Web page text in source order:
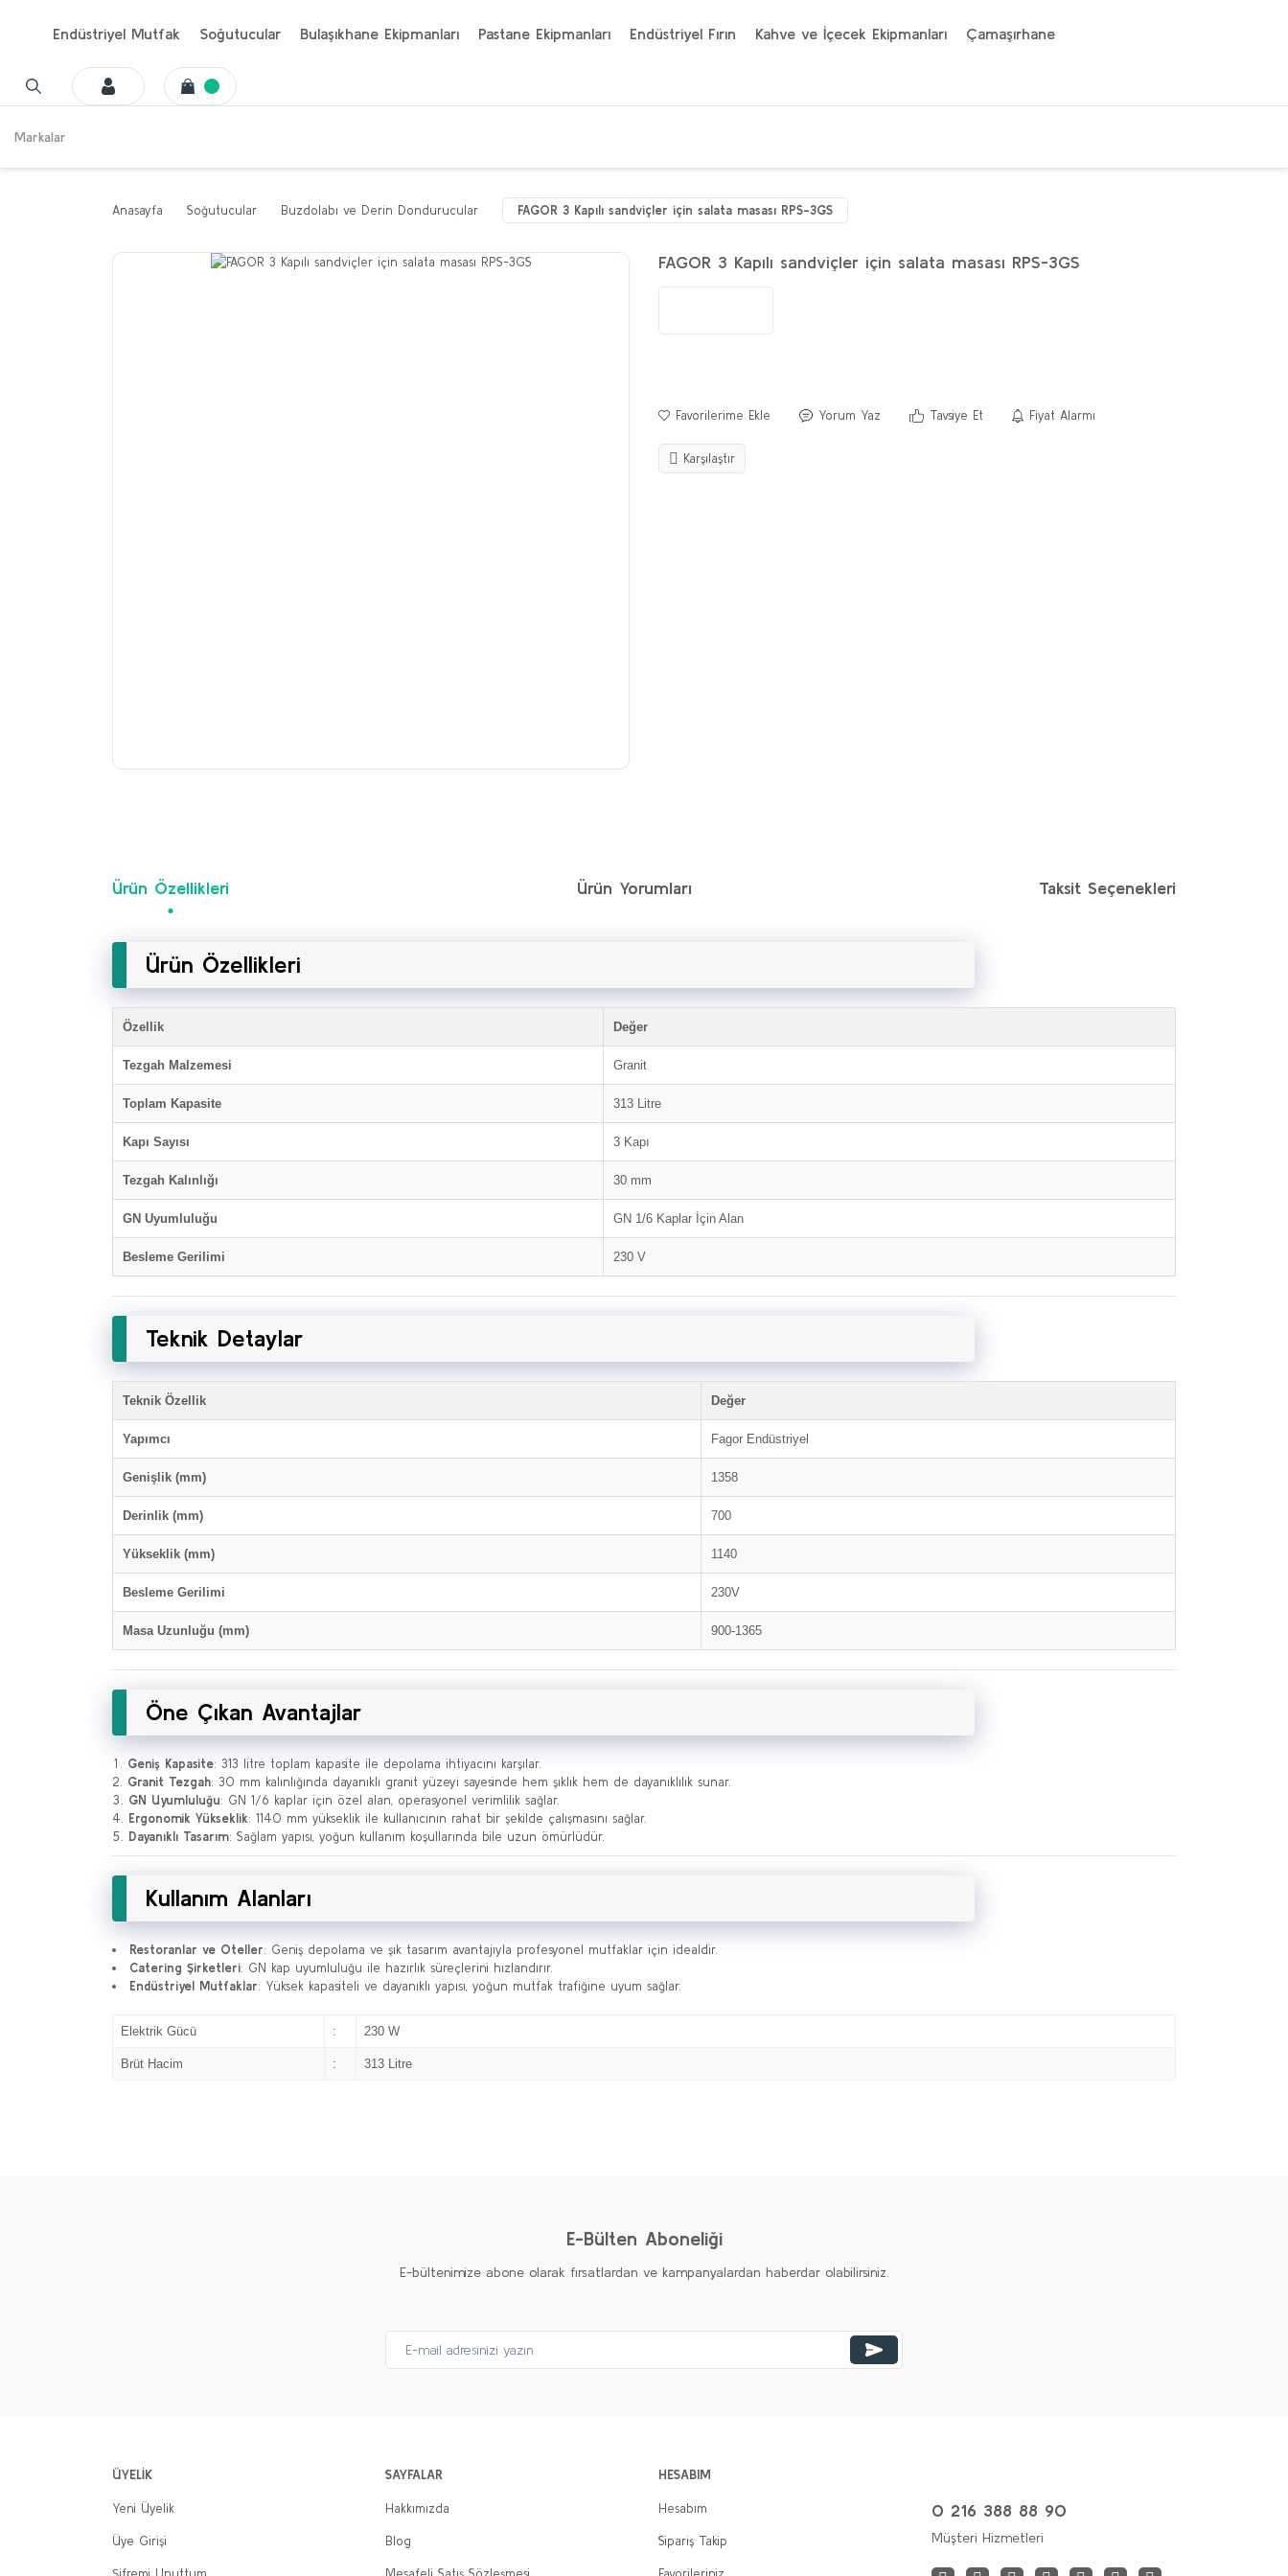
Endüstriyel Mutfak Soğutucular Bulaşıkhane Ekipmanları Pastane Ekipmanları Endüstriyel Fırın Kahve ve İçecek Ekipmanları Çamaşırhane
Markalar
Anasayfa Soğutucular Buzdolabı ve Derin Dondurucular FAGOR 3 Kapılı sandviçler için salata masası RPS-3GS
FAGOR 3 Kapılı sandviçler için salata masası RPS-3GS
Yorum Yaz Tavsiye Et Fiyat Alarmı
Karşılaştır
Ürün Özellikleri Ürün Yorumları Taksit Seçenekleri
Ürün Özellikleri
Özellik Değer
Tezgah Malzemesi Granit
Toplam Kapasite 313 Litre
Kapı Sayısı 3 Kapı
Tezgah Kalınlığı 30 mm
GN Uyumluluğu GN 1/6 Kaplar İçin Alan
Besleme Gerilimi 230 V
Teknik Detaylar
Teknik Özellik Değer
Yapımcı Fagor Endüstriyel
Genişlik (mm) 1358
Derinlik (mm) 700
Yükseklik (mm) 1140
Besleme Gerilimi 230V
Masa Uzunluğu (mm) 900-1365
Öne Çıkan Avantajlar
Geniş Kapasite: 313 litre toplam kapasite ile depolama ihtiyacını karşılar.
Granit Tezgah: 30 mm kalınlığında dayanıklı granit yüzeyi sayesinde hem şıklık hem de dayanıklılık sunar.
GN Uyumluluğu: GN 1/6 kaplar için özel alan, operasyonel verimlilik sağlar.
Ergonomik Yükseklik: 1140 mm yükseklik ile kullanıcının rahat bir şekilde çalışmasını sağlar.
Dayanıklı Tasarım: Sağlam yapısı, yoğun kullanım koşullarında bile uzun ömürlüdür.
Kullanım Alanları
Restoranlar ve Oteller: Geniş depolama ve şık tasarım avantajıyla profesyonel mutfaklar için idealdir.
Catering Şirketleri: GN kap uyumluluğu ile hazırlık süreçlerini hızlandırır.
Endüstriyel Mutfaklar: Yüksek kapasiteli ve dayanıklı yapısı, yoğun mutfak trafiğine uyum sağlar.
Elektrik Gücü : 230 W
Brüt Hacim : 313 Litre
E-Bülten Aboneliği
E-bültenimize abone olarak fırsatlardan ve kampanyalardan haberdar olabilirsiniz.
ÜYELİK
Yeni Üyelik
Üye Girişi
SAYFALAR
Hakkımızda
Blog
HESABIM
Hesabım
Sipariş Takip
0 216 388 88 90
Müşteri Hizmetleri